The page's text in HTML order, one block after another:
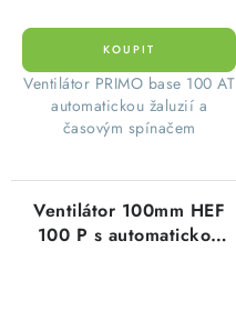
​ Ventilátor PRIMO base 100 AT
automatickou žaluzií a
časovým spínačem
Ventilátor 100mm HEF
100 P s automatickou